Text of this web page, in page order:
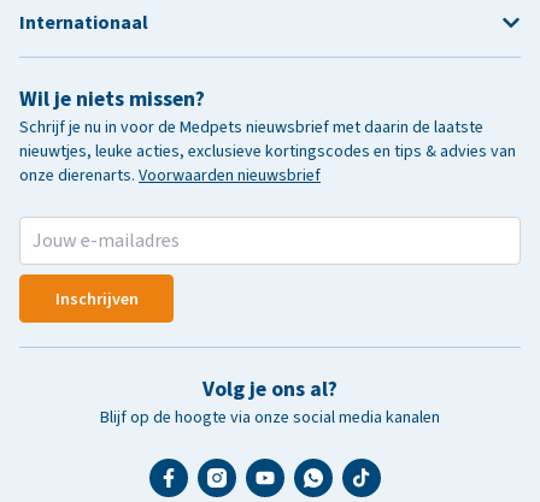
Wil je niets missen?
Schrijf je nu in voor de Medpets nieuwsbrief met daarin de laatste
nieuwtjes, leuke acties, exclusieve kortingscodes en tips & advies van
onze dierenarts. Voorwaarden nieuwsbrief
Inschrijven
Volg je ons al?
Blijf op de hoogte via onze social media kanalen
Internationaal